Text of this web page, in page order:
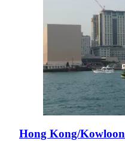
Hong Kong/Kowloon